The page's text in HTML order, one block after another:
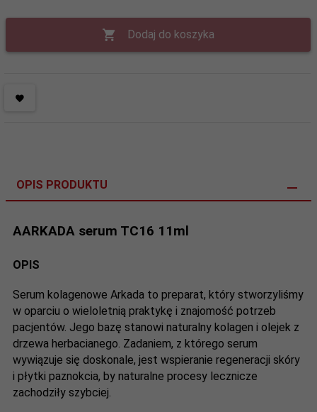
Dodaj do koszyka
OPIS PRODUKTU
AARKADA serum TC16 11ml
OPIS
Serum kolagenowe Arkada to preparat, który stworzyliśmy
w oparciu o wieloletnią praktykę i znajomość potrzeb
pacjentów. Jego bazę stanowi naturalny kolagen i olejek z
drzewa herbacianego. Zadaniem, z którego serum
wywiązuje się doskonale, jest wspieranie regeneracji skóry
i płytki paznokcia, by naturalne procesy lecznicze
zachodziły szybciej.